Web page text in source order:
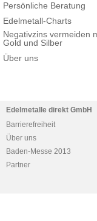
Persönliche Beratung
Edelmetall-Charts
Negativzins vermeiden
Gold und Silber
Über uns
Edelmetalle direkt GmbH
Barrierefreiheit
Über uns
Baden-Messe 2013
Partner